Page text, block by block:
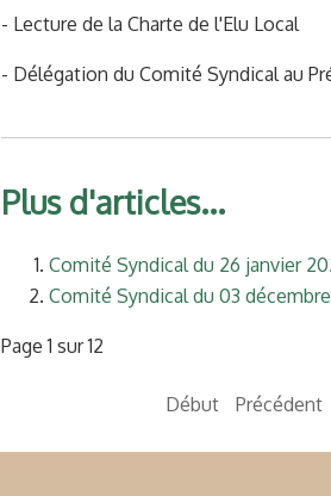
- Lecture de la Charte de l'Elu Local
- Délégation du Comité Syndical au
Plus d'articles...
Comité Syndical du 26 janvier
Comité Syndical du 03
Page 1 sur 12
Début Précédent